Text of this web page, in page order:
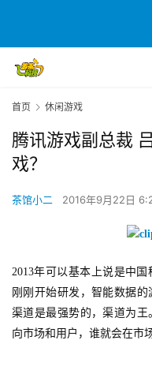
首页 休闲游戏
腾讯游戏副总裁
戏？
茶馆小二 2016年9月22日
2013年可以基本上说是中
刚刚开始研发，智能数据的
渠道是最强势的，渠道为
向市场和用户，谁就会在市